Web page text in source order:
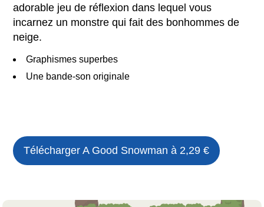
adorable jeu de réflexion dans lequel vous
incarnez un monstre qui fait des bonhommes de
neige.
Graphismes superbes
Une bande-son originale
TéléchargerA Good Snowman à 2,29 €